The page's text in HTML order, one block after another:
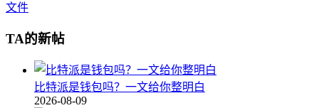
文件
TA的新帖
比特派是钱包吗？一文给你整明白
2026-08-09